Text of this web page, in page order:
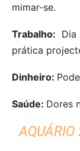
mimar-se.
Trabalho:
prática
Dinheiro:
Saúde: Dores